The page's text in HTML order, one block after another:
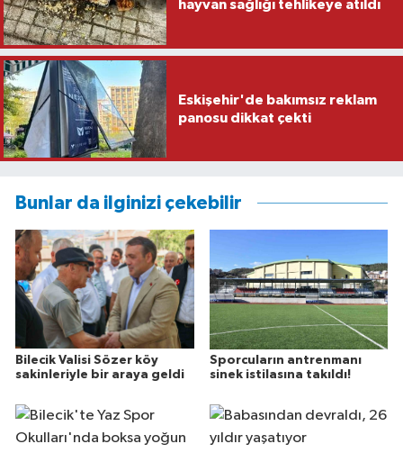
hayvan sağlığı tehlikeye atıldı
Eskişehir'de bakımsız reklam
panosu dikkat çekti
Bunlar da ilginizi çekebilir
Bilecik Valisi Sözer köy
sakinleriyle bir araya geldi
Sporcuların antrenmanı
sinek istilasına takıldı!